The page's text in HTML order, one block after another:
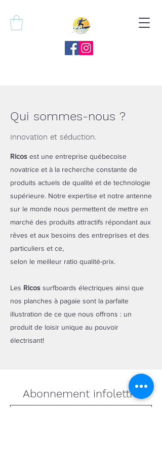
Qui sommes-nous ?
Innovation et séduction.
Ricos est une entreprise québecoise
novatrice et à la recherche constante de
produits actuels de qualité et de technologie
supérieure. Notre expertise et notre antenne
sur le monde nous permettent de mettre en
marché des produits attractifs répondant aux
rêves et aux besoins des entreprises et des
particuliers et ce,
selon le meilleur ratio qualité-prix.
Les Ricos surfboards électriques ainsi que
nos planches à pagaie sont la parfaite
illustration de ce que nous offrons : un
produit de loisir unique au pouvoir
électrisant!
Abonnement infolettre